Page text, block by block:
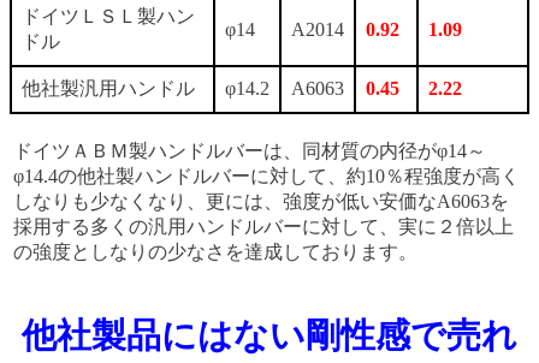
ドイツＬＳＬ製ハン
ドル
φ14 A2014 0.92 1.09
他社製汎用ハンドル φ14.2 A6063 0.45 2.22
ドイツＡＢＭ製ハンドルバーは、同材質の内径がφ14～
φ14.4の他社製ハンドルバーに対して、約10％程強度が高く
しなりも少なくなり、更には、強度が低い安価なA6063を
採用する多くの汎用ハンドルバーに対して、実に２倍以上
の強度としなりの少なさを達成しております。
他社製品にはない剛性感で売れ